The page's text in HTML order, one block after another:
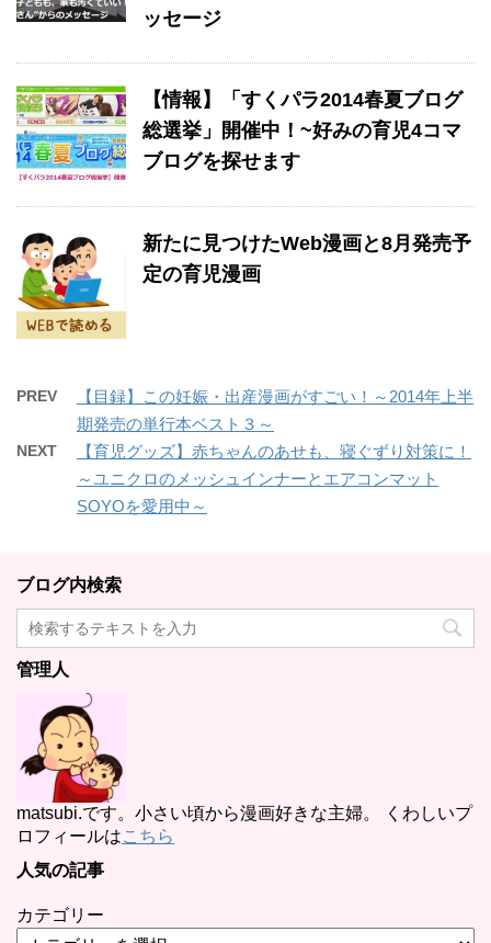
ッセージ
【情報】「すくパラ2014春夏ブログ
総選挙」開催中！~好みの育児4コマ
ブログを探せます
新たに見つけたWeb漫画と8月発売予
定の育児漫画
PREV
【目録】この妊娠・出産漫画がすごい！～2014年上半
期発売の単行本ベスト３～
NEXT
【育児グッズ】赤ちゃんのあせも、寝ぐずり対策に！
～ユニクロのメッシュインナーとエアコンマット
SOYOを愛用中～
ブログ内検索
管理人
matsubi.です。小さい頃から漫画好きな主婦。 くわしいプ
ロフィールはこちら
人気の記事
カテゴリー